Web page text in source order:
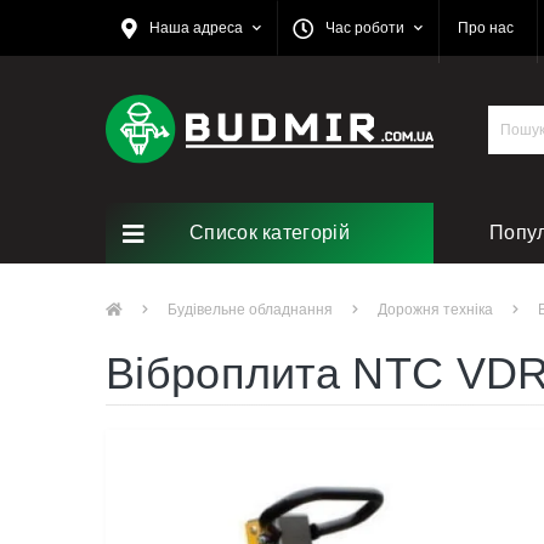
Наша адреса Час роботи Про нас
Список категорій
Будівельне обладнання Дорожня техніка
Віброплита NTC